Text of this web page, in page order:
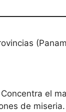
Concentra el
de miseria.